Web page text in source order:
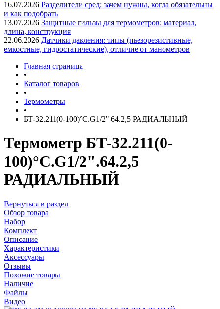
16.07.2026 Разделители сред: зачем нужны, когда обязательны
и как подобрать
13.07.2026 Защитные гильзы для термометров: материал,
длина, конструкция
22.06.2026 Датчики давления: типы (пьезорезистивные,
емкостные, гидростатические), отличие от манометров
Главная страница
•
Каталог товаров
•
Термометры
•
БТ-32.211(0-100)°С.G1/2".64.2,5 РАДИАЛЬНЫЙ
Термометр БТ-32.211(0-
100)°С.G1/2".64.2,5
РАДИАЛЬНЫЙ
Вернуться в раздел
Обзор товара
Набор
Комплект
Описание
Характеристики
Аксессуары
Отзывы
Похожие товары
Наличие
Файлы
Видео